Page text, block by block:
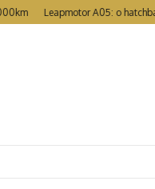
Leapmotor A05: o hatchback